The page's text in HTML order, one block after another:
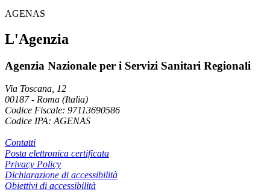
AGENAS
L'Agenzia
Agenzia Nazionale per i Servizi Sanitari Regionali
Via Toscana, 12
00187- Roma (Italia)
Codice Fiscale: 97113690586
Codice IPA: AGENAS
Contatti
Posta elettronica certificata
Privacy Policy
Dichiarazione di accessibilità
Obiettivi di accessibilità